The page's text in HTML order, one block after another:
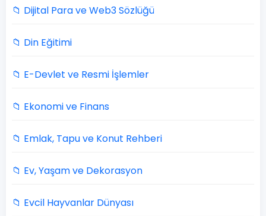
📁 Dijital Para ve Web3 Sözlüğü
📁 Din Eğitimi
📁 E-Devlet ve Resmi İşlemler
📁 Ekonomi ve Finans
📁 Emlak, Tapu ve Konut Rehberi
📁 Ev, Yaşam ve Dekorasyon
📁 Evcil Hayvanlar Dünyası